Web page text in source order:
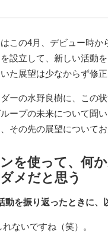
この4月、デビュー時
設立して、新しい活動
た展望は少なからず修
ーの水野良樹に、この
ープの未来について聞
その先の展望についてお
を使って、何
メだと思う
を振り返ったときに、
ないですね（笑）。